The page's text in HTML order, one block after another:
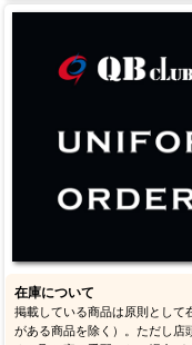
在庫について
掲載している商品は原則として
がある商品を除く）。ただし店